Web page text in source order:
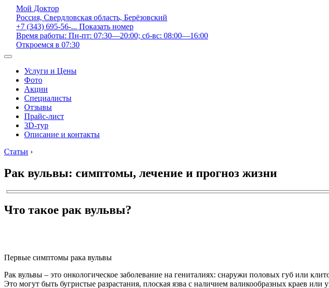
Мой Доктор
Россия, Свердловская область, Берёзовский
+7 (343) 695-56-... Показать номер
Время работы: Пн-пт: 07:30—20:00; сб-вс: 08:00—16:00
Откроемся в 07:30
Услуги и Цены
Фото
Акции
Специалисты
Отзывы
Прайс-лист
3D-тур
Описание и контакты
Статьи ›
Рак вульвы: симптомы, лечение и прогноз жизни
Что такое рак вульвы?
Первые симптомы рака вульвы
Рак вульвы – это онкологическое заболевание на гениталиях: снаружи половых губ или
Это могут быть бугристые разрастания, плоская язва с наличием валикообразных краев или